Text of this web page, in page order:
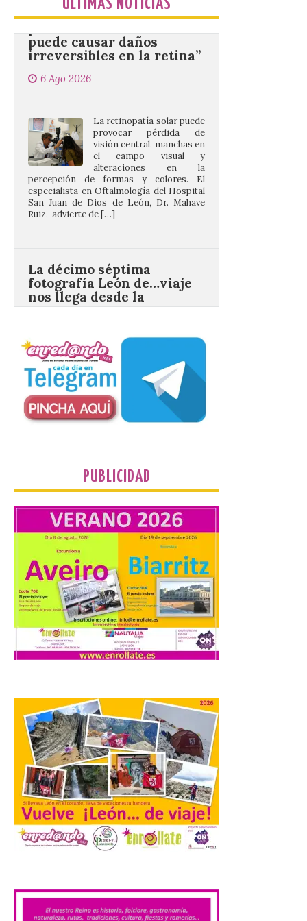
ÚLTIMAS NOTICIAS
irreversibles en la retina”
6 Ago 2026
el campo visual y
alteraciones en la
percepción de formas y colores. El
especialista en Oftalmología del Hospital
San Juan de Dios de León, Dr. Mahave
Ruiz, advierte de […]
carretera CL 626 con
motivo de la marcha en
defensa de FEVE
Nueva edición de León
de…viaje. Una iniciativa
organizado por la sección
juvenil de la Asociación
Enróllate, la Asociación
Conceyu País Llionés y el Diario de
Camarzius fest: frente al
macroevento, un festival
cultural transformador
que apuesta por el legado.
6 Ago 2026
Los días 7, 8 y 9 de agosto
de 2026, Camarzana de
Tera volverá a convertirse
en punto de encuentro,
con la Villa Romana de
fenómenos de […]
El Ayuntamiento de
Cabrillanes analizará,
conforme a la legalidad, la
solicitud para la
celebración del Iberia
Eclipse Festival
6 Ago 2026
Durante la mañana de ayer
miércoles ha sido
registrada en el
PUBLICIDAD